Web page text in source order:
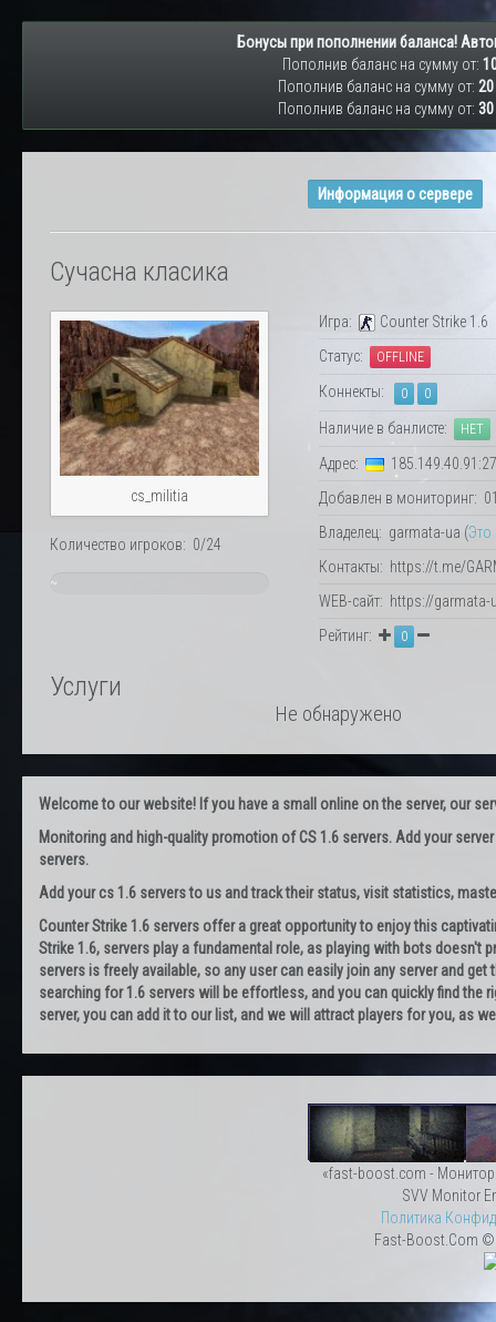
Бонусы при пополнении баланса!
Пополнив баланс на сумму от:
Пополнив баланс на сумму от:
Пополнив баланс на сумму от:
Информация о сервере
Сучасна класика
cs_militia
Количество игроков: 0/24
~
Игра:
Counter Strike 1.6
Статус:
OFFLINE
Коннекты: 0 0
Наличие в банлисте: НЕТ
Адрес:
Добавлен в мониторинг:
Владелец: garmata-ua (Это
Контакты: https://t.me/
WEB-сайт: https://garmata-
Рейтинг:
0
Услуги
Не обнаружено
Welcome to our website! If you have a small online on the server, our
Monitoring and high-quality promotion of CS 1.6 servers. Add your
servers.
Add your cs 1.6 servers to us and track their status, visit statistics,
Counter Strike 1.6 servers offer a great opportunity to enjoy this
Strike 1.6, servers play a fundamental role, as playing with bots
servers is freely available, so any user can easily join any server and
searching for 1.6 servers will be effortless, and you can quickly find
server, you can add it to our list, and we will attract players for you, as
«fast-boost.com -
SVV Monitor
Политика
Fast-Boost.Com